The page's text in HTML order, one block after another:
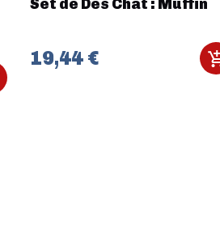
Set de Dés Chat : Muffin
19,44 €